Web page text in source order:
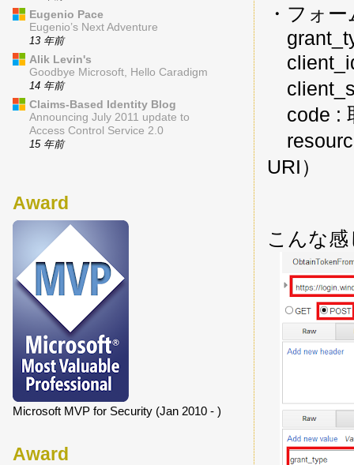
・フォ
code :
URI）
こんな
Eugenio Pace
Eugenio’s Next Adventure
13 年前
Alik Levin's
Goodbye Microsoft, Hello Caradigm
14 年前
Claims-Based Identity Blog
Announcing July 2011 update to
Access Control Service 2.0
15 年前
Award
Microsoft MVP for Security (Jan 2010 - )
Award